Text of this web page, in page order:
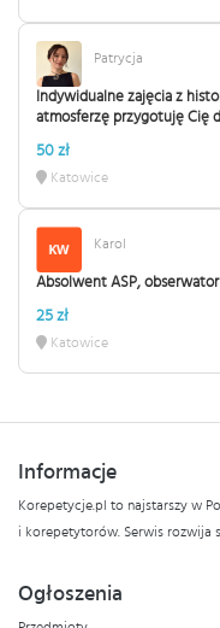
Patrycja
Indywidualne zajęcia z
atmosferzę przygotuję Cię
50 zł
Katowice
Karol
Absolwent ASP,
25 zł
Katowice
Informacje
Korepetycje.pl to najstarszy w
i korepetytorów. Serwis rozwija
Ogłoszenia